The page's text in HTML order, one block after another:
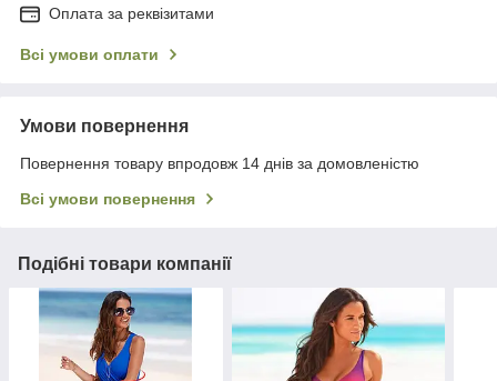
Оплата за реквізитами
Всі умови оплати
Умови повернення
Повернення товару впродовж 14 днів за домовленістю
Всі умови повернення
Подібні товари компанії